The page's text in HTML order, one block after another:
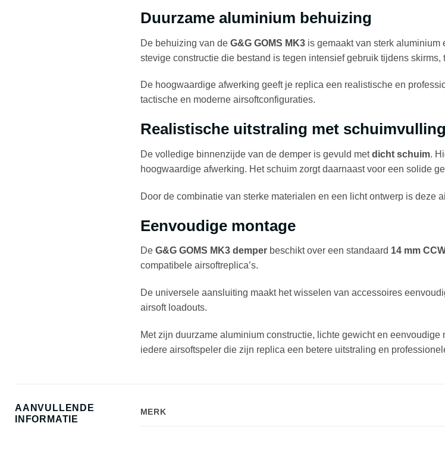
Duurzame aluminium behuizing
De behuizing van de G&G GOMS MK3is gemaakt van sterk aluminium
stevige constructie die bestand is tegen intensief gebruik tijdens
De hoogwaardige afwerking geeft je replica een realistische en
tactische en moderne airsoftconfiguraties.
Realistische uitstraling met schuimvulling
De volledige binnenzijde van de demper is gevuld metdicht schuim.
hoogwaardige afwerking. Het schuim zorgt daarnaast voor een solide
Door de combinatie van sterke materialen en een licht ontwerp is deze
Eenvoudige montage
De G&G GOMS MK3 demperbeschikt over een standaard 14 mm
compatibele airsoftreplica’s.
De universele aansluiting maakt het wisselen van accessoires
airsoft loadouts.
Met zijn duurzame aluminium constructie, lichte gewicht en eenvoudige
iedere airsoftspeler die zijn replica een betere uitstraling en
AANVULLENDE
INFORMATIE
MERK